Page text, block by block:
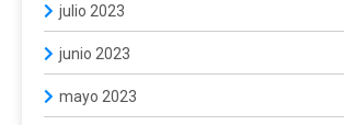
julio 2023
junio 2023
mayo 2023